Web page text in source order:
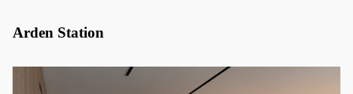
Arden Station